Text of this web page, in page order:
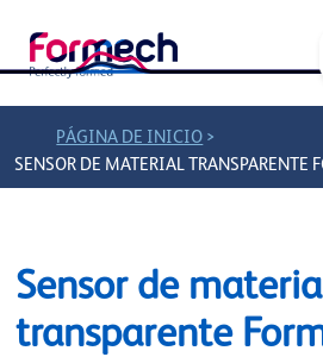
PÁGINA DE INICIO >
SENSOR DE MATERIAL TRANSPARENTE
Sensor de
transparente